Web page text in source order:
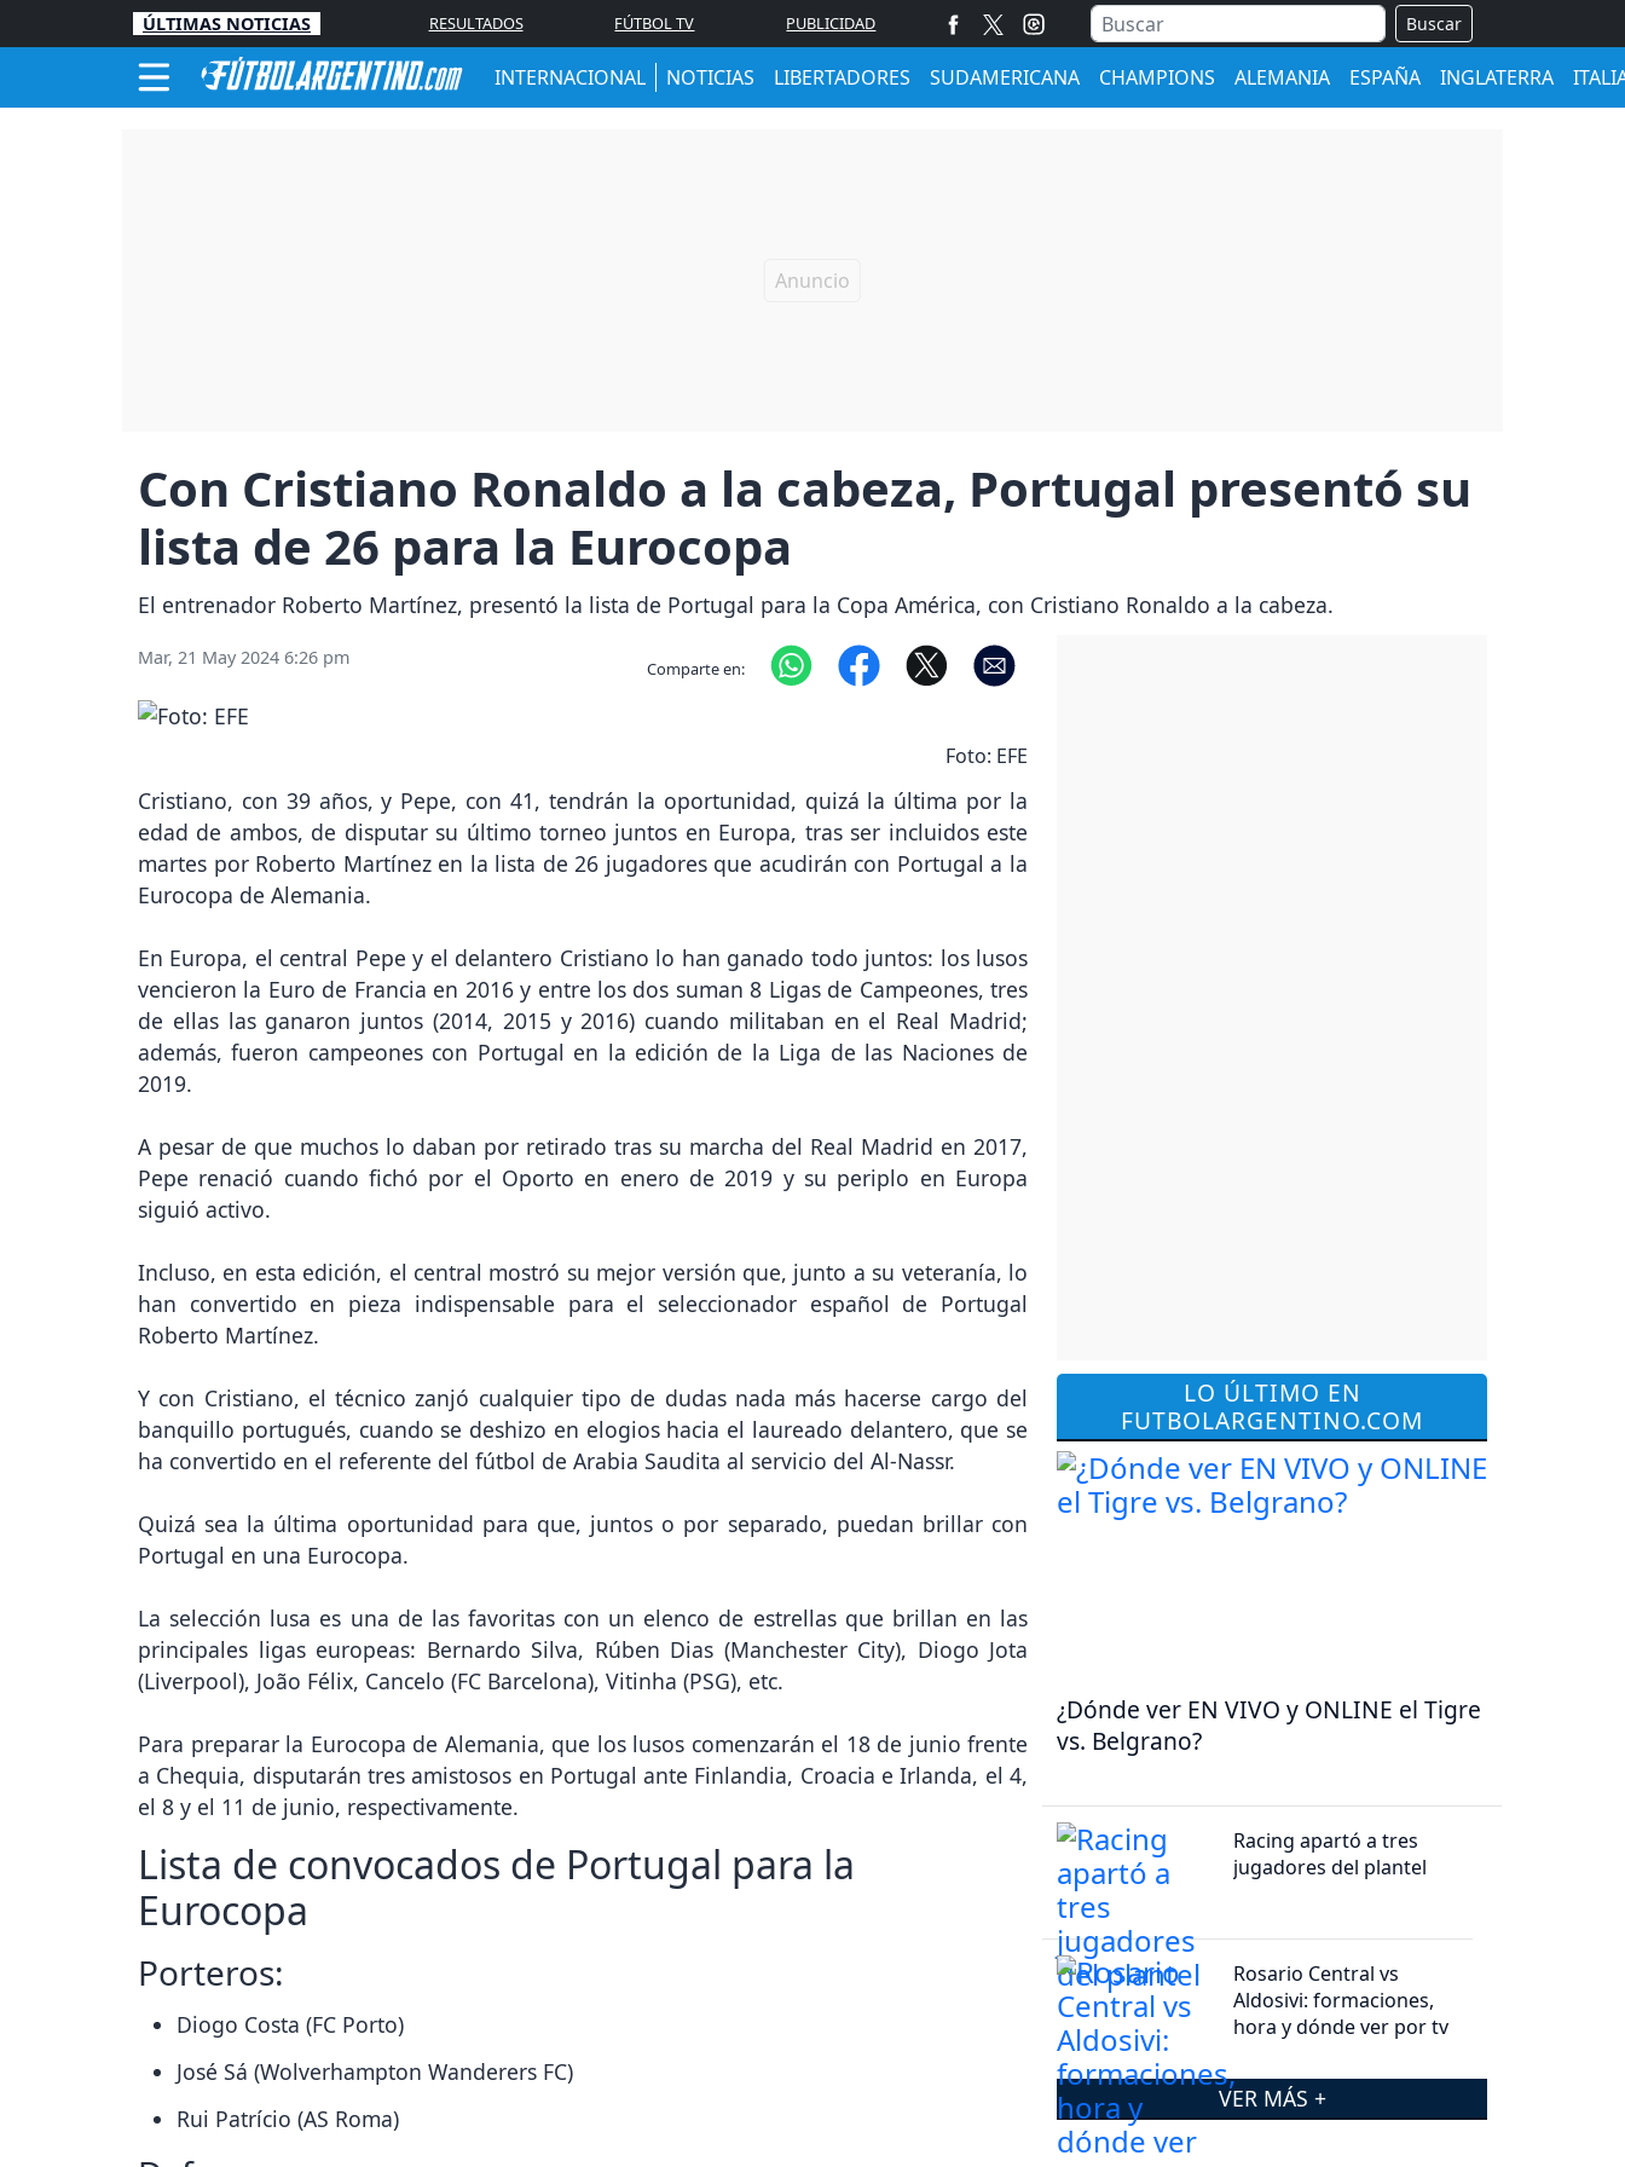
ÚLTIMAS NOTICIAS RESULTADOS FÚTBOL TV PUBLICIDAD Buscar
INTERNACIONAL NOTICIAS LIBERTADORES SUDAMERICANA CHAMPIONS ALEMANIA ESPAÑA INGLATERRA
Con Cristiano Ronaldo a la cabeza, Portugal presentó su
lista de 26 para la Eurocopa
El entrenador Roberto Martínez, presentó la lista de Portugal para la Copa América, con Cristiano Ronaldo a la cabeza.
Mar, 21 May 2024 6:26 pm Comparte en:
Foto: EFE
Cristiano, con 39 años, y Pepe, con 41, tendrán la oportunidad, quizá la última por la
edad de ambos, de disputar su último torneo juntos en Europa, tras ser incluidos este
martes por Roberto Martínez en la lista de 26 jugadores que acudirán con Portugal a la
Eurocopa de Alemania.
En Europa, el central Pepe y el delantero Cristiano lo han ganado todo juntos: los lusos
vencieron la Euro de Francia en 2016 y entre los dos suman 8 Ligas de Campeones, tres
de ellas las ganaron juntos (2014, 2015 y 2016) cuando militaban en el Real Madrid;
además, fueron campeones con Portugal en la edición de la Liga de las Naciones de
2019.
A pesar de que muchos lo daban por retirado tras su marcha del Real Madrid en 2017,
Pepe renació cuando fichó por el Oporto en enero de 2019 y su periplo en Europa
siguió activo.
Incluso, en esta edición, el central mostró su mejor versión que, junto a su veteranía, lo
han convertido en pieza indispensable para el seleccionador español de Portugal
Roberto Martínez.
Y con Cristiano, el técnico zanjó cualquier tipo de dudas nada más hacerse cargo del
banquillo portugués, cuando se deshizo en elogios hacia el laureado delantero, que se
ha convertido en el referente del fútbol de Arabia Saudita al servicio del Al-Nassr.
Quizá sea la última oportunidad para que, juntos o por separado, puedan brillar con
Portugal en una Eurocopa.
La selección lusa es una de las favoritas con un elenco de estrellas que brillan en las
principales ligas europeas: Bernardo Silva, Rúben Dias (Manchester City), Diogo Jota
(Liverpool), João Félix, Cancelo (FC Barcelona), Vitinha (PSG), etc.
Para preparar la Eurocopa de Alemania, que los lusos comenzarán el 18 de junio frente
a Chequia, disputarán tres amistosos en Portugal ante Finlandia, Croacia e Irlanda, el 4,
el 8 y el 11 de junio, respectivamente.
Lista de convocados de Portugal para la
Eurocopa
Porteros:
Diogo Costa (FC Porto)
José Sá (Wolverhampton Wanderers FC)
Rui Patrício (AS Roma)
LO ÚLTIMO EN
FUTBOLARGENTINO.COM
¿Dónde ver EN VIVO y ONLINE el Tigre
vs. Belgrano?
Racing apartó a tres
jugadores del plantel
Rosario Central vs
Aldosivi: formaciones,
hora y dónde ver por tv
VER MÁS +